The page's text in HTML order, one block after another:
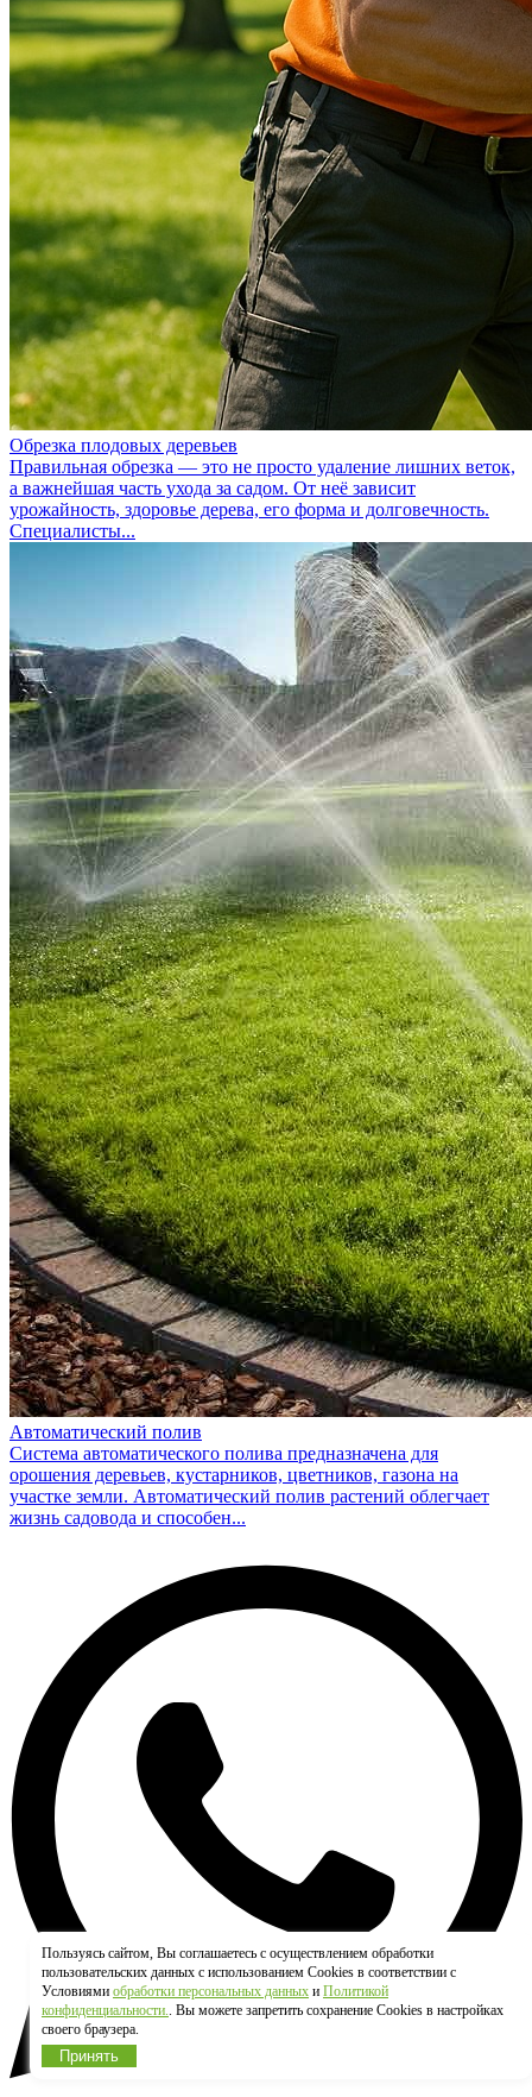
Обрезка плодовых деревьев
Правильная обрезка — это не просто удаление лишних веток,
а важнейшая часть ухода за садом. От неё зависит
урожайность, здоровье дерева, его форма и долговечность.
Специалисты...
Автоматический полив
Система автоматического полива предназначена для
орошения деревьев, кустарников, цветников, газона на
участке земли. Автоматический полив растений облегчает
жизнь садовода и способен...
Пользуясь сайтом, Вы соглашаетесь с осуществлением обработки
пользовательских данных с использованием Cookies в соответствии с
Условиями обработки персональных данных и Политикой
конфиденциальности.. Вы можете запретить сохранение Cookies в настройках
своего браузера.
Принять